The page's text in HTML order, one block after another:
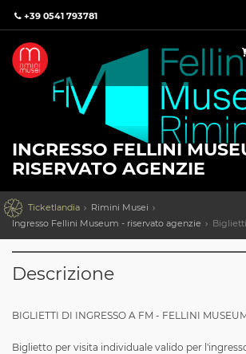
+39 0541 793781
INGRESSO FELLINI
RISERVATO AGENZIE
 Ticketlandia
Rimini Musei
Ingresso Fellini Museum - riservato agenzie
Biglietti
Descrizione
BIGLIETTI DI INGRESSO A FM - FELLINI
Biglietto per visita individuale valido per